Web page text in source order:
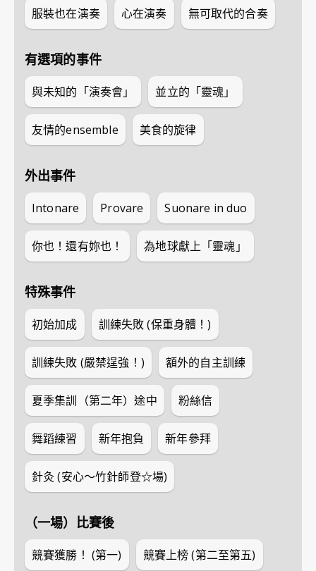
服裝也在演奏 心在演奏 無可取代的合奏
有選項的事件
與未知的「演奏會」 並立的「靈魂」
友情的ensemble 美食的旋律
外出事件
Intonare Provare Suonare in duo
你也！還有妳也！ 為地球獻上「靈魂」
特殊事件
初始加成 訓練失敗 (保重身體！)
訓練失敗 (嚴禁逞強！) 額外的自主訓練
夏季集訓（第二年）途中 粉絲信
舞蹈練習 新年抱負 新年參拜
針灸 (安心～竹針師登☆場)
（一場）比賽後
競賽獲勝！ (第一) 競賽上榜 (第二至第五)